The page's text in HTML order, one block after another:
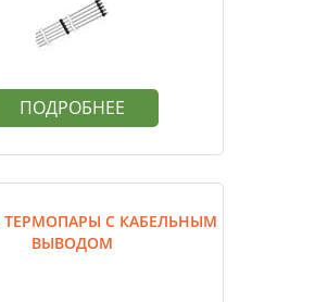
ПОДРОБНЕЕ
ТЕРМОПАРЫ С КАБЕЛЬНЫМ
ВЫВОДОМ